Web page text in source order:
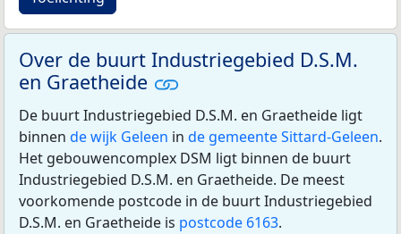
Over de buurt Industriegebied D.S.M.
en Graetheide
De buurt Industriegebied D.S.M. en Graetheide ligt
binnen de wijk Geleen in de gemeente Sittard-Geleen.
Het gebouwencomplex DSM ligt binnen de buurt
Industriegebied D.S.M. en Graetheide. De meest
voorkomende postcode in de buurt Industriegebied
D.S.M. en Graetheide is postcode 6163.